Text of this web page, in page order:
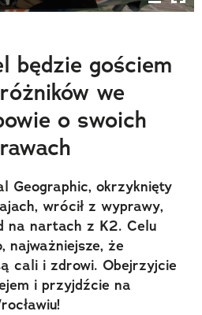
będzie gościem
we
o swoich
Geographic, okrzyknięty
wrócił z wyprawy,
na nartach z K2. Celu
najważniejsze, że
cali i zdrowi. Obejrzyjcie
i przyjdźcie na